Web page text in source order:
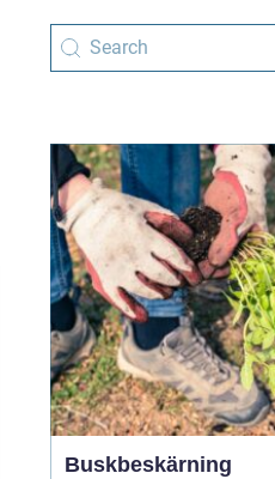
Buskbeskärning